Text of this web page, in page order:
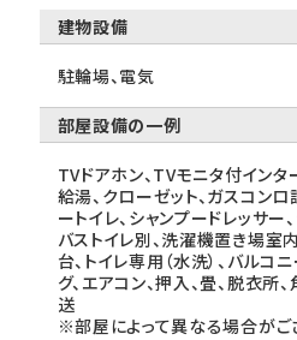
建物設備
駐輪場、電気
部屋設備の一例
TVドアホン、TVモニタ付インタ
給湯、クローゼット、ガスコンロ
ートイレ、シャンプードレッサー
バストイレ別、洗濯機置き場室
台、トイレ専用（水洗）、バルコ
グ、エアコン、押入、畳、脱衣所
送
※部屋によって異なる場合がご